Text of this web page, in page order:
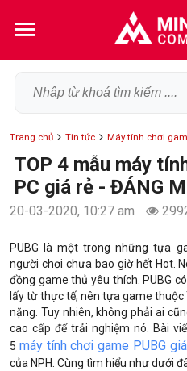
Trang chủ Tin tức Máy tính chơi
TOP 4 mẫu máy
PC giá rẻ - ĐÁNG
20-03-2020, 10:27 am
PUBG là một trong những tựa
người chơi chưa bao giờ hết Hot.
đồng game thủ yêu thích. PUBG
lấy từ thực tế, nên tựa game
nặng. Tuy nhiên, không phải ai
cao cấp để trải nghiệm nó. Bài
5 máy tính chơi game PUBG
của NPH. Cùng tìm hiểu như dưới